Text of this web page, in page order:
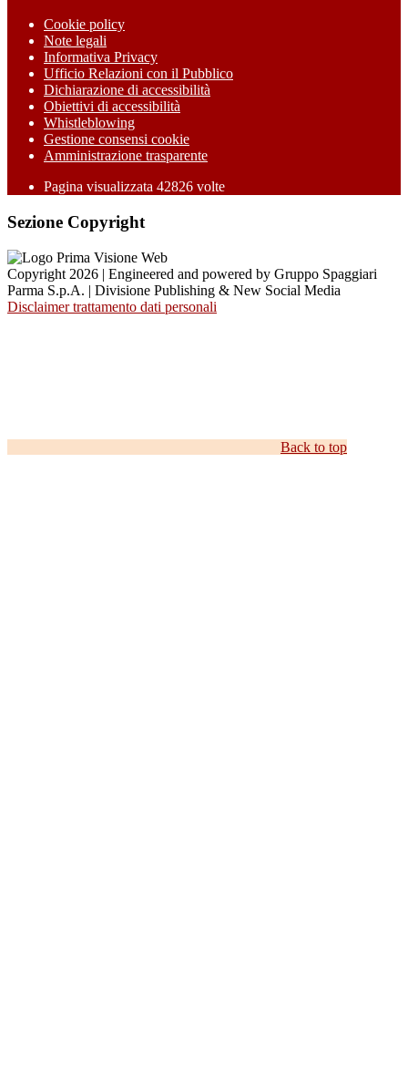
Cookie policy
Note legali
Informativa Privacy
Ufficio Relazioni con il Pubblico
Dichiarazione di accessibilità
Obiettivi di accessibilità
Whistleblowing
Gestione consensi cookie
Amministrazione trasparente
Pagina visualizzata 42826 volte
Sezione Copyright
Copyright 2026 | Engineered and powered by Gruppo Spaggiari
Parma S.p.A. | Divisione Publishing & New Social Media
Disclaimer trattamento dati personali
Back to top